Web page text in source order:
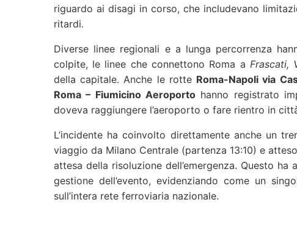
riguardo ai disagi in corso, che includevano
ritardi.
Diverse linee regionali e a lunga percorrenza
colpite, le linee che connettono Roma a Frascati,
della capitale. Anche le rotte Roma-Napoli via
Roma – Fiumicino Aeroporto hanno registrato
doveva raggiungere l’aeroporto o fare rientro in
L’incidente ha coinvolto direttamente anche un
viaggio da Milano Centrale (partenza 13:10) e
attesa della risoluzione dell’emergenza. Questo
gestione dell’evento, evidenziando come un
sull’intera rete ferroviaria nazionale.